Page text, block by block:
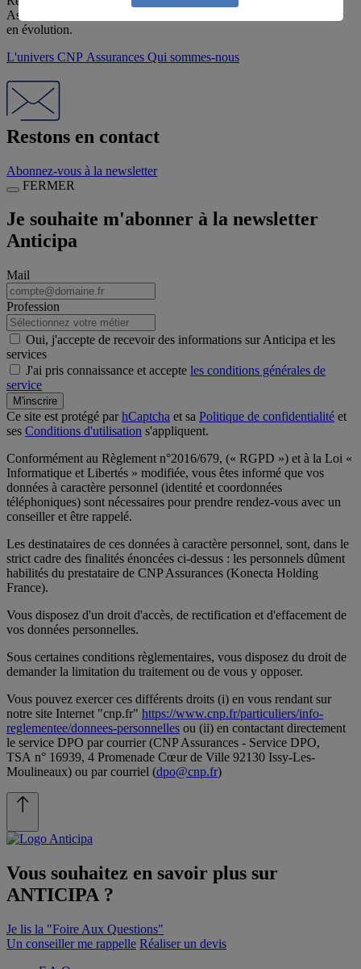
Assurances souhaite offrir une véritable alternative, sur un marché
en évolution.
L'univers CNP Assurances Qui sommes-nous
Restons en contact
Abonnez-vous à la newsletter
FERMER
Je souhaite m'abonner à la newsletter
Anticipa
Mail
Profession
Oui, j'accepte de recevoir des informations sur Anticipa et les
services
J'ai pris connaissance et accepte les conditions générales de
service
M'inscrire
Ce site est protégé par hCaptcha et sa Politique de confidentialité et
ses Conditions d'utilisation s'appliquent.
Conformément au Règlement n°2016/679, (« RGPD ») et à la Loi «
Informatique et Libertés » modifiée, vous êtes informé que vos
données à caractère personnel (identité et coordonnées
téléphoniques) sont nécessaires pour prendre rendez-vous avec un
conseiller et être rappelé.
Les destinataires de ces données à caractère personnel, sont, dans le
strict cadre des finalités énoncées ci-dessus : les personnels dûment
habilités du prestataire de CNP Assurances (Konecta Holding
France).
Vous disposez d'un droit d'accès, de rectification et d'effacement de
vos données personnelles.
Sous certaines conditions règlementaires, vous disposez du droit de
demander la limitation du traitement ou de vous y opposer.
Vous pouvez exercer ces différents droits (i) en vous rendant sur
notre site Internet "cnp.fr" https://www.cnp.fr/particuliers/info-
reglementee/donnees-personnelles ou (ii) en contactant directement
le service DPO par courrier (CNP Assurances - Service DPO,
TSA n° 16939, 4 Promenade Cœur de Ville 92130 Issy-Les-
Moulineaux) ou par courriel (dpo@cnp.fr)
Vous souhaitez en savoir plus sur
ANTICIPA ?
Je lis la "Foire Aux Questions"
Un conseiller me rappelle Réaliser un devis